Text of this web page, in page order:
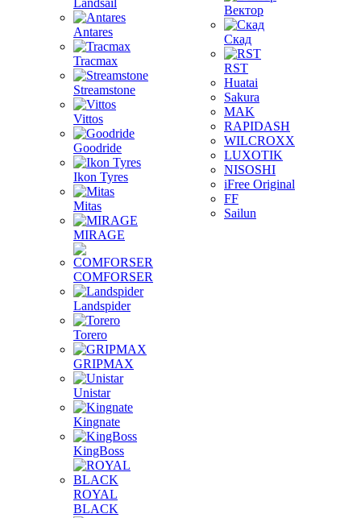
Landsail
Antares
Tracmax
Streamstone
Vittos
Goodride
Ikon Tyres
Mitas
MIRAGE
COMFORSER
Landspider
Torero
GRIPMAX
Unistar
Kingnate
KingBoss
ROYAL
BLACK
Вектор
Скад
RST
Huatai
Sakura
MAK
RAPIDASH
WILCROXX
LUXOTIK
NISOSHI
iFree Original
FF
Sailun